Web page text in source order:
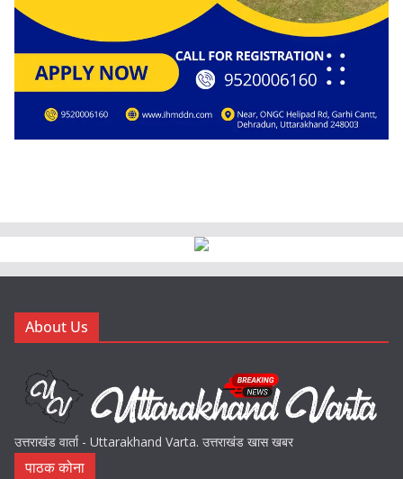
About Us
उत्तराखंड वार्ता - Uttarakhand Varta. उत्तराखंड खास खबर
पाठक कोना